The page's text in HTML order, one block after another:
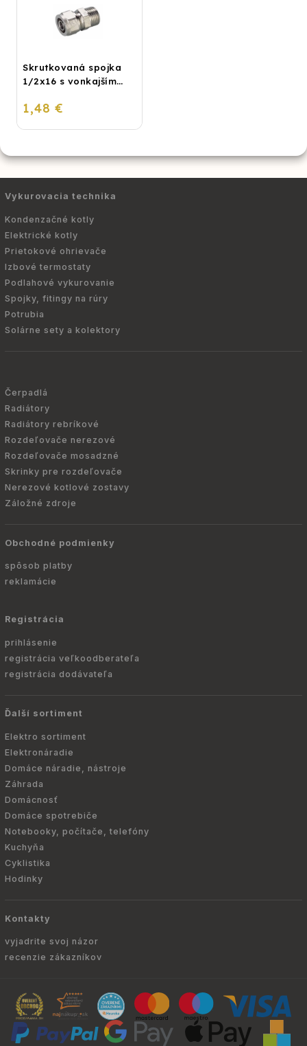
Skrutkovaná spojka
1/2x16 s vonkajším
1,48 €
Vykurovacia technika
Kondenzačné kotly
Elektrické kotly
Prietokové ohrievače
Izbové termostaty
Podlahové vykurovanie
Spojky, fitingy na rúry
Potrubia
Solárne sety a kolektory
Čerpadlá
Radiátory
Radiátory rebríkové
Rozdeľovače nerezové
Rozdeľovače mosadzné
Skrinky pre rozdeľovače
Nerezové kotlové zostavy
Záložné zdroje
Obchodné podmienky
spôsob platby
reklamácie
Registrácia
prihlásenie
registrácia veľkoodberateľa
registrácia dodávateľa
Ďalší sortiment
Elektro sortiment
Elektronáradie
Domáce náradie, nástroje
Záhrada
Domácnosť
Domáce spotrebiče
Notebooky, počítače, telefóny
Kuchyňa
Cyklistika
Hodinky
Kontakty
vyjadrite svoj názor
recenzie zákazníkov